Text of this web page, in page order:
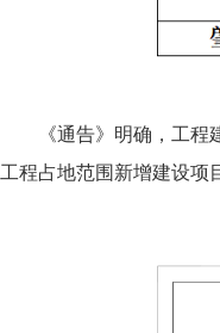
《通告》明确，工
工程占地范围新增建设项